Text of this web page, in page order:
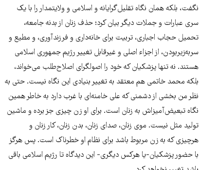
نگفت، بلکه همان نگاه تقلیل‌گرایانه و اسلامی و ولایتمدار را با یک
سری عبارات و جملات دیگر بیان کرد؛ حذف زنان از بدنه جامعه،
تحمیل حجاب اجباری، تربیت برای خانه‌داری و فرزندآوری، و مطیع و
سربه‌زیربودن، از اجزاء اصلی و غیرقابل تغییر رژیم جمهوری اسلامی
هستند. نه تنها پزشکیان که خود را اصولگرای اصلاح‌طلب می‌خواند،
بلکه محمد خاتمی هم معتقد به تغییر بنیادی این نگاه نیست. حتی به
نظر من بخشی از دشمنی که علی خامنه‌ای با غرب دارد به خاطر همین
نگاه تبعیض‌آمیزاش به زنان است. برای او زن چیزی جز برده و ماشین
تولید مثل نیست. موی زنان، صدای زنان، بدن زنان، کار زنان و
هرچیزی که به زن مربوط باشد برای نظام او خطرناک است. پس هرگز
با حضور پزشکیان-یا هرکس دیگری- این دیدگاه تا رژیم اسلامی باقی